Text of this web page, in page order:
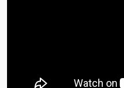
Aktuellt